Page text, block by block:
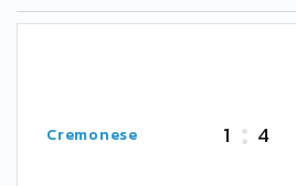
Cremonese 1 4